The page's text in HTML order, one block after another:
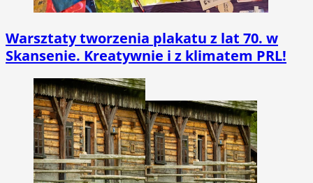
Warsztaty tworzenia plakatu z lat 70. w
Skansenie. Kreatywnie i z klimatem PRL!